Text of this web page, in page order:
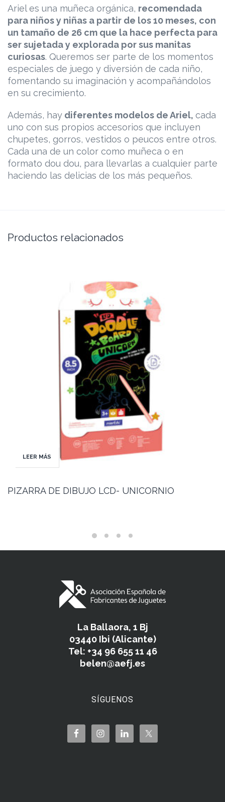
Ariel es una muñeca orgánica, recomendada
para niños y niñas a partir de los 10 meses, con
un tamaño de 26 cm que la hace perfecta para
ser sujetada y explorada por sus manitas
curiosas. Queremos ser parte de los momentos
especiales de juego y diversión de cada niño,
fomentando su imaginación y acompañándolos
en su crecimiento.
Además, hay diferentes modelos de Ariel, cada
uno con sus propios accesorios que incluyen
chupetes, gorros, vestidos o peucos entre otros.
Cada una de un color como muñeca o en
formato dou dou, para llevarlas a cualquier parte
haciendo las delicias de los más pequeños.
Productos relacionados
LEER MÁS
PIZARRA DE DIBUJO LCD- UNICORNIO
La Ballaora, 1 Bj
03440 Ibi (Alicante)
Tel: +34 96 655 11 46
belen@aefj.es
SÍGUENOS